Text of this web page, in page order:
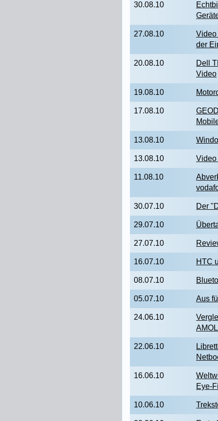
30.08.10
27.08.10
Video
der
20.08.10
Dell
Video
19.08.10
17.08.10
13.08.10
13.08.10 Video
11.08.10
30.07.10 Der
29.07.10
27.07.10
16.07.10 HTC
08.07.10
05.07.10 Aus
24.06.10
22.06.10
16.06.10
Eye-
10.06.10